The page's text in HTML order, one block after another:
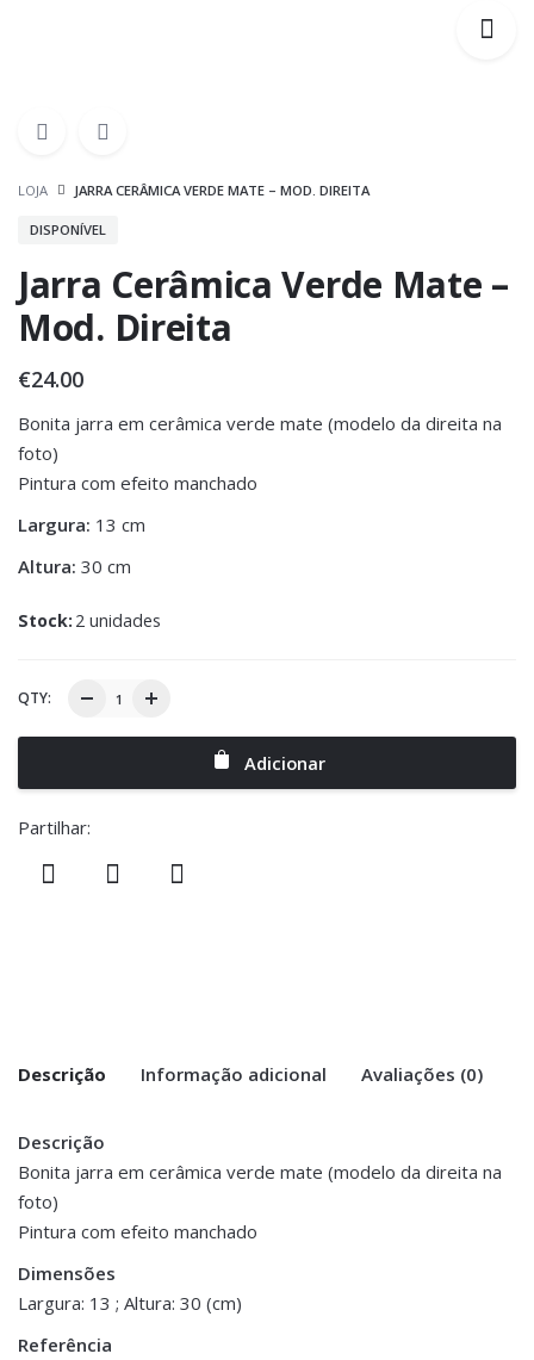
LOJA JARRA CERÂMICA VERDE MATE – MOD. DIREITA
DISPONÍVEL
Jarra Cerâmica Verde Mate –
Mod. Direita
€24.00
Bonita jarra em cerâmica verde mate (modelo da direita na
foto)
Pintura com efeito manchado
Largura: 13 cm
Altura: 30 cm
Stock: 2 unidades
QTY:
Adicionar
Partilhar:
Descrição Informação adicional Avaliações (0)
Descrição
Bonita jarra em cerâmica verde mate (modelo da direita na
foto)
Pintura com efeito manchado
Dimensões
Largura: 13 ; Altura: 30 (cm)
Referência
Peso 0.900 kg
Dimensões
There are no reviews yet.
Be the first to review “Jarra Cerâmica
Verde Mate – Mod. Direita”
conta/">logged in</a> to post a review.